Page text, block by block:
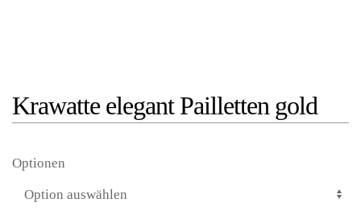
Krawatte elegant Pailletten gold
Optionen